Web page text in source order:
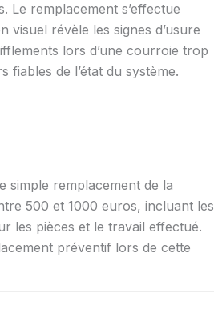
Le remplacement s’effectue
visuel révèle les signes d’usure
lors d’une courroie trop
fiables de l’état du système.
simple remplacement de la
500 et 1000 euros, incluant les
les pièces et le travail effectué.
préventif lors de cette